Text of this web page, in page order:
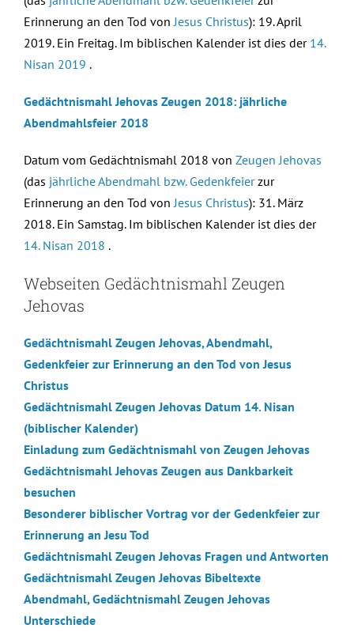
Erinnerung an den Tod von Jesus Christus): 19. April
2019. Ein Freitag. Im biblischen Kalender ist dies der 14.
Nisan 2019 .
Gedächtnismahl Jehovas Zeugen 2018: jährliche
Abendmahlsfeier 2018
Datum vom Gedächtnismahl 2018 von Zeugen Jehovas
(das jährliche Abendmahl bzw. Gedenkfeierzur
Erinnerung an den Tod von Jesus Christus): 31. März
2018. Ein Samstag. Im biblischen Kalender ist dies der
14. Nisan 2018 .
Webseiten Gedächtnismahl Zeugen
Jehovas
Gedächtnismahl Zeugen Jehovas, Abendmahl,
Gedenkfeier zur Erinnerung an den Tod von Jesus
Christus
Gedächtnismahl Zeugen Jehovas Datum 14. Nisan
(biblischer Kalender)
Einladung zum Gedächtnismahl von Zeugen Jehovas
Gedächtnismahl Jehovas Zeugen aus Dankbarkeit
besuchen
Besonderer biblischer Vortrag vor der Gedenkfeier zur
Erinnerung an Jesu Tod
Gedächtnismahl Zeugen Jehovas Fragen und Antworten
Gedächtnismahl Zeugen Jehovas Bibeltexte
Abendmahl, Gedächtnismahl Zeugen Jehovas
Unterschiede